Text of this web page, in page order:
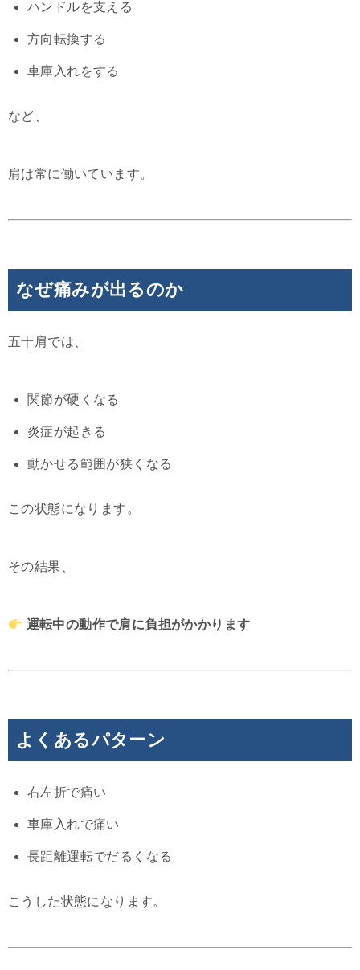
ハンドルを支える
方向転換する
車庫入れをする
など、
肩は常に働いています。
なぜ痛みが出るのか
五十肩では、
関節が硬くなる
炎症が起きる
動かせる範囲が狭くなる
この状態になります。
その結果、
運転中の動作で肩に負担がかかります
よくあるパターン
右左折で痛い
車庫入れで痛い
長距離運転でだるくなる
こうした状態になります。